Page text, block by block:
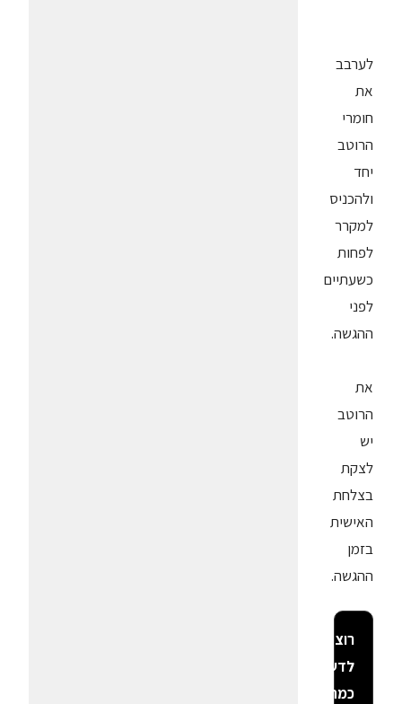
לערבב
את
חומרי
הרוטב
יחד
ולהכניס
למקרר
לפחות
כשעתיים
לפני
ההגשה.
את
הרוטב
יש
לצקת
בצלחת
האישית
בזמן
ההגשה.
רוצה
לדעת
כמה